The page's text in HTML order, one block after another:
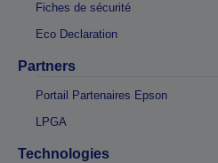
Fiches de sécurité
Eco Declaration
Partners
Portail Partenaires Epson
LPGA
Technologies